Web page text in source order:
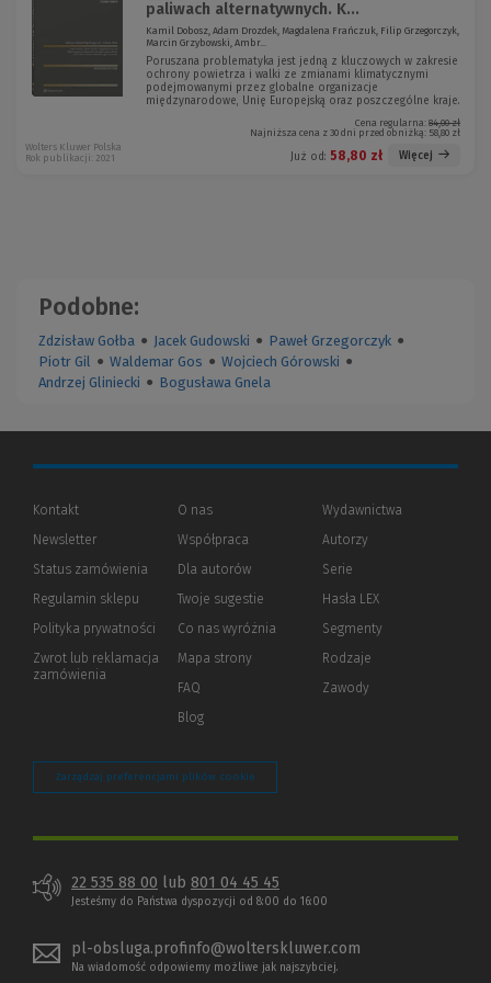
paliwach alternatywnych. K...
Kamil Dobosz, Adam Drozdek, Magdalena Frańczuk, Filip Grzegorczyk,
Marcin Grzybowski, Ambr...
Poruszana problematyka jest jedną z kluczowych w zakresie
ochrony powietrza i walki ze zmianami klimatycznymi
podejmowanymi przez globalne organizacje
międzynarodowe, Unię Europejską oraz poszczególne kraje.
Cena regularna: 84,00 zł
Najniższa cena z 30 dni przed obniżką: 58,80 zł
Już od: 58,80 zł Więcej
Wolters Kluwer Polska
Rok publikacji: 2021
Podobne:
Zdzisław Gołba ● Jacek Gudowski ● Paweł Grzegorczyk ●
Piotr Gil ● Waldemar Gos ● Wojciech Górowski ●
Andrzej Gliniecki ● Bogusława Gnela
Kontakt
Newsletter
Status zamówienia
Regulamin sklepu
Polityka prywatności (Nowe
(Link
innej
Zwrot lub reklamacja
zamówienia
O nas
Współpraca
Dla autorów(Nowe
(Link
innej
strony)
Twoje sugestie
Co nas wyróżnia
Mapa strony
FAQ
Blog
Wydawnictwa
Autorzy
Serie
Hasła LEX
Segmenty
Rodzaje
Zawody
Zarządzaj preferencjami plików cookie
22 535 88 00 lub 801 04 45 45
Jesteśmy do Państwa dyspozycji od 8:00 do 16:00
pl-obsluga.profinfo@wolterskluwer.com
Na wiadomość odpowiemy możliwe jak najszybciej.